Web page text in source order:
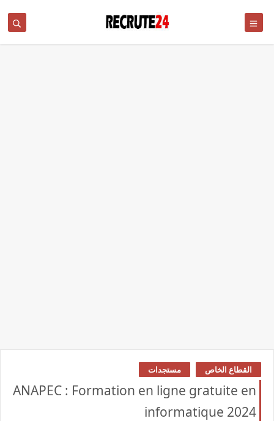
القطاع الخاص مستجدات
ANAPEC : Formation en ligne gratuite en
informatique 2024